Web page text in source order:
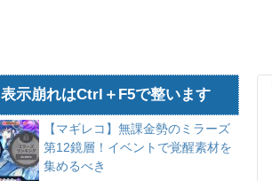
表示崩れはCtrl＋F5で整います
【マギレコ】無課金勢のミラーズ
第12鏡層！イベントで覚醒素材を
集めるべき